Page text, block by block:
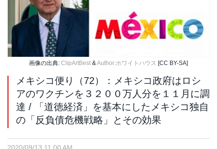
画像の出典: ClipArtBest &Author:ホワイトハウス [CC BY-SA]
メキシコ便り（72）：メキシコ政府はロシ
アのワクチンを３２００万人分を１１月に調
達 / 「道徳経済」を基本にしたメキシコ独自
の「反負債危機戦略」とその効果